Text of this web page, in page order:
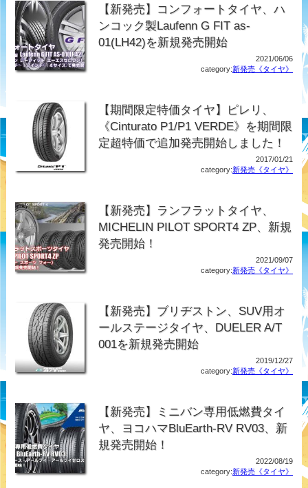
【新発売】コンフォートタイヤ、ハ
ンコック製Laufenn G FIT as-
01(LH42)を新規発売開始
2021/06/06
category:新発売《タイヤ》
【期間限定特価タイヤ】ピレリ、
《Cinturato P1/P1 VERDE》を期間限
定超特価で追加発売開始しました！
2017/01/21
category:新発売《タイヤ》
【新発売】ランフラットタイヤ、
MICHELIN PILOT SPORT4 ZP、新規
発売開始！
2021/09/07
category:新発売《タイヤ》
【新発売】ブリヂストン、SUV用オ
ールステージタイヤ、DUELER A/T
001を新規発売開始
2019/12/27
category:新発売《タイヤ》
【新発売】ミニバン専用低燃費タイ
ヤ、ヨコハマBluEarth-RV RV03、新
規発売開始！
2022/08/19
category:新発売《タイヤ》